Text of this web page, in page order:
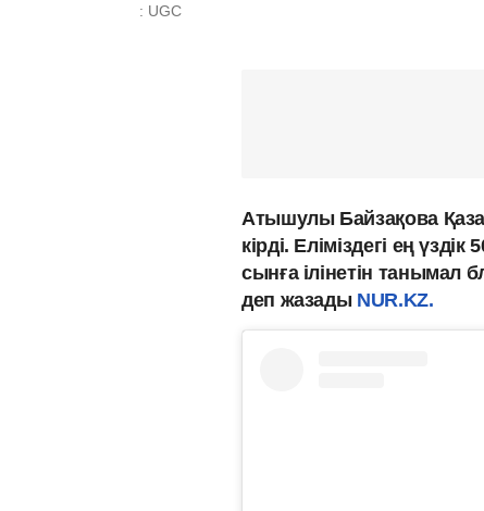
: UGC
Атышулы Байзақова
кірді. Еліміздегі ең
сынға ілінетін танымал
деп жазады NUR.KZ.